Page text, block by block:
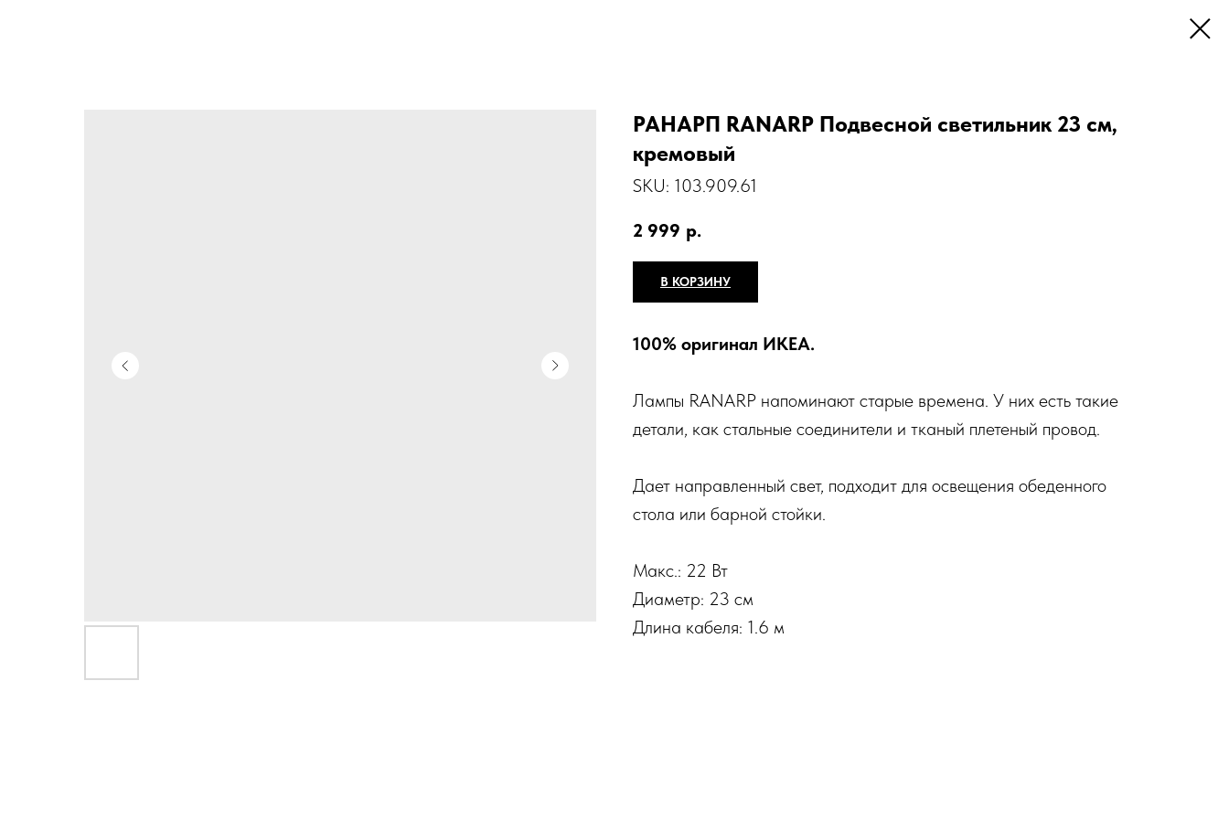
РАНАРП RANARP Подвесной светильник 23 см,
кремовый
SKU: 103.909.61
2 999 р.
В КОРЗИНУ
100% оригинал ИКЕА.
Лампы RANARP напоминают старые времена. У них есть такие
детали, как стальные соединители и тканый плетеный провод.
Дает направленный свет, подходит для освещения обеденного
стола или барной стойки.
Макс.: 22 Вт
Диаметр: 23 см
Длина кабеля: 1.6 м